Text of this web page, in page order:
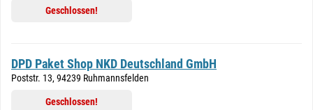
Geschlossen!
DPD Paket Shop NKD Deutschland GmbH
Poststr. 13, 94239 Ruhmannsfelden
Geschlossen!